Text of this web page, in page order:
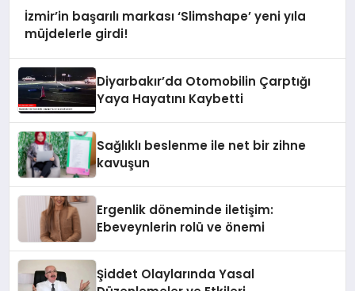
İzmir’in başarılı markası ‘Slimshape’ yeni yıla
müjdelerle girdi!
Diyarbakır’da Otomobilin Çarptığı
Yaya Hayatını Kaybetti
Sağlıklı beslenme ile net bir zihne
kavuşun
Ergenlik döneminde iletişim:
Ebeveynlerin rolü ve önemi
Şiddet Olaylarında Yasal